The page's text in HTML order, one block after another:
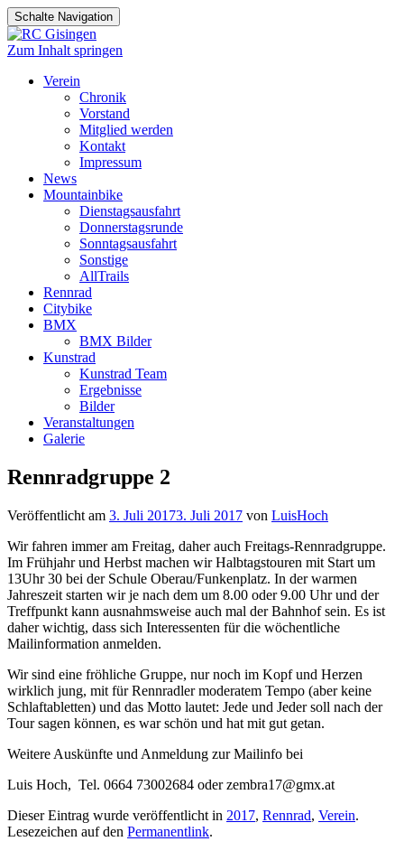
Schalte Navigation
Zum Inhalt springen
Verein
Chronik
Vorstand
Mitglied werden
Kontakt
Impressum
News
Mountainbike
Dienstagsausfahrt
Donnerstagsrunde
Sonntagsausfahrt
Sonstige
AllTrails
Rennrad
Citybike
BMX
BMX Bilder
Kunstrad
Kunstrad Team
Ergebnisse
Bilder
Veranstaltungen
Galerie
Rennradgruppe 2
Veröffentlicht am 3. Juli 20173. Juli 2017 von LuisHoch
Wir fahren immer am Freitag, daher auch Freitags-Rennradgruppe.
Im Frühjahr und Herbst machen wir Halbtagstouren mit Start um
13Uhr 30 bei der Schule Oberau/Funkenplatz. In der warmen
Jahreszeit starten wir je nach dem um 8.00 oder 9.00 Uhr und der
Treffpunkt kann ausnahmsweise auch mal der Bahnhof sein. Es ist
daher wichtig, dass sich Interessenten für die wöchentliche
Mailinformation anmelden.
Wir sind eine fröhliche Gruppe, nur noch im Kopf und Herzen
wirklich jung, mit für Rennradler moderatem Tempo (aber keine
Schlaftabletten) und das Motto lautet: Jede und Jeder soll nach der
Tour sagen können, es war schön und hat mit gut getan.
Weitere Auskünfte und Anmeldung zur Mailinfo bei
Luis Hoch, Tel. 0664 73002684 oder zembra17@gmx.at
Dieser Eintrag wurde veröffentlicht in 2017, Rennrad, Verein.
Lesezeichen auf den Permanentlink.